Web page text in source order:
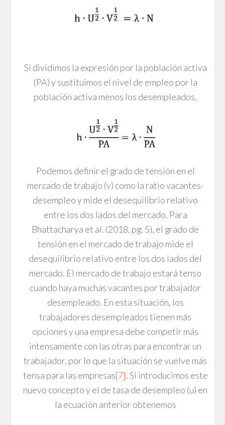
Si dividimos la expresión por la población activa
(PA) y sustituimos el nivel de empleo por la
población activa menos los desempleados,
Podemos definir el grado de tensión en el
mercado de trabajo (v) como la ratio vacantes-
desempleo y mide el desequilibrio relativo
entre los dos lados del mercado. Para
Bhattacharya et al. (2018, pg. 5), el grado de
tensión en el mercado de trabajo mide el
desequilibrio relativo entre los dos lados del
mercado. El mercado de trabajo estará tenso
cuando haya muchas vacantes por trabajador
desempleado. En esta situación, los
trabajadores desempleados tienen más
opciones y una empresa debe competir más
intensamente con las otras para encontrar un
trabajador, por lo que la situación se vuelve más
tensa para las empresas[7]. Si introducimos este
nuevo concepto y el de tasa de desempleo (u) en
la ecuación anterior obtenemos